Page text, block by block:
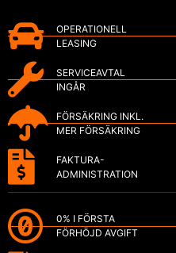
OPERATIONELL
LEASING
SERVICEAVTAL
INGÅR
FÖRSÄKRING INKL.
MER FÖRSÄKRING
FAKTURA-
ADMINISTRATION
0% I FÖRSTA
FÖRHÖJD AVGIFT